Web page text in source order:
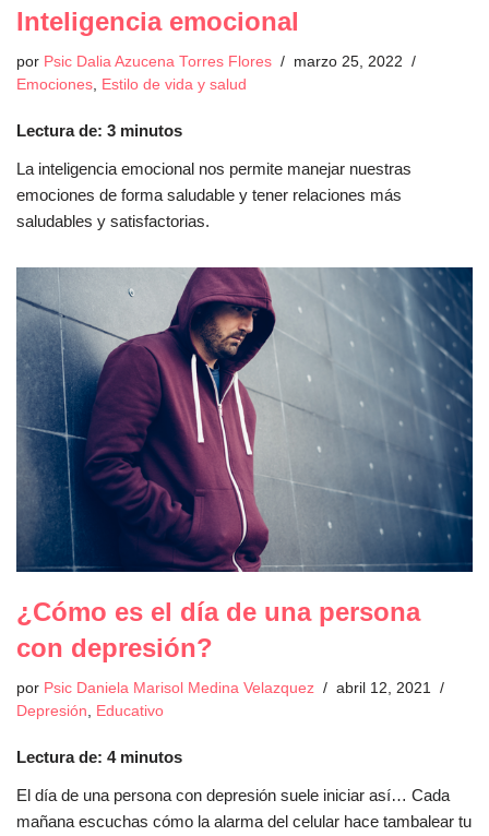
Inteligencia emocional
por Psic Dalia Azucena Torres Flores
marzo 25, 2022
Emociones Estilo de vida y salud
Lectura de: 3 minutos
La inteligencia emocional nos permite manejar nuestras
emociones de forma saludable y tener relaciones más
saludables y satisfactorias.
¿Cómo es el día de una persona
con depresión?
por Psic Daniela Marisol Medina Velazquez
abril 12, 2021
Depresión
Educativo
Lectura de: 4 minutos
El día de una persona con depresión suele iniciar así… Cada
mañana escuchas cómo la alarma del celular hace tambalear tu